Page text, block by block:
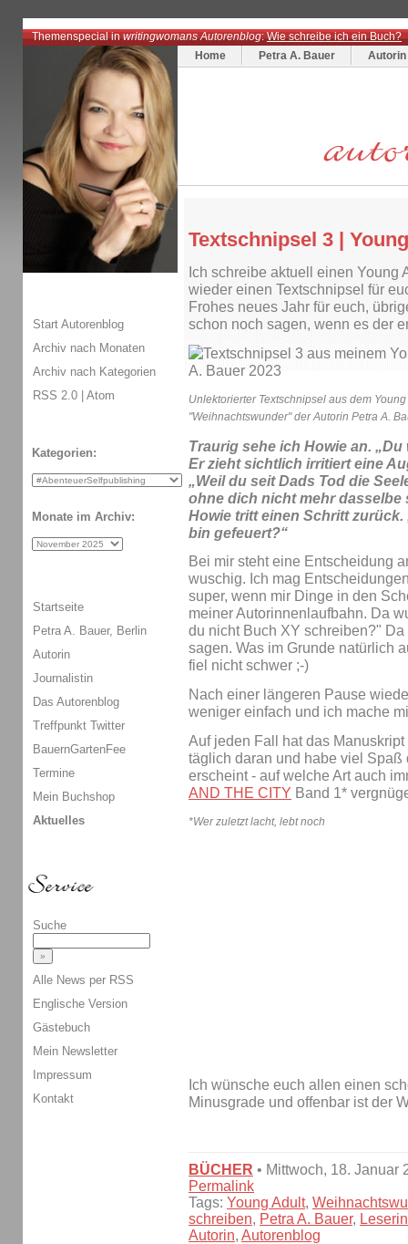
Themenspecial inwritingwomans Autorenblog:Wie schreibe ich ein Buch?
Home
Petra A. Bauer Autorin
Textschnipsel 3 |
Ich schreibe aktuell einen Young
wieder einen Textschnipsel für
Frohes neues Jahr für euch,
schon noch sagen, wenn es der
Unlektorierter Textschnipsel aus dem
"Weihnachtswunder" der Autorin Petra A.
Traurig sehe ich Howie an. „Du
Er zieht sichtlich irritiert eine
„Weil du seit Dads Tod die
ohne dich nicht mehr dasselbe
Howie tritt einen Schritt
bin gefeuert?“
Bei mir steht eine Entscheidung
wuschig. Ich mag
super, wenn mir Dinge in den
meiner Autorinnenlaufbahn. Da
du nicht Buch XY schreiben?"
sagen. Was im Grunde natürlich
fiel nicht schwer ;-)
Nach einer längeren Pause
weniger einfach und ich mache
Auf jeden Fall hat das
täglich daran und habe viel Spaß
erscheint - auf welche Art auch
AND THE CITY Band 1*
*Wer zuletzt lacht, lebt noch
Ich wünsche euch allen einen
Minusgrade und offenbar ist der
BÜCHER • Mittwoch, 18. Januar
Permalink
Tags: Young Adult,
schreiben, Petra A. Bauer,
Autorin, Autorenblog
Start Autorenblog
Archiv nach Monaten
Archiv nach Kategorien
RSS 2.0 | Atom
Kategorien:
Monate im Archiv:
Startseite
Petra A. Bauer, Berlin
Autorin
Journalistin
Das Autorenblog
Treffpunkt Twitter
BauernGartenFee
Termine
Mein Buchshop
Aktuelles
Suche
Alle News per RSS
Englische Version
Gästebuch
Mein Newsletter
Impressum
Kontakt